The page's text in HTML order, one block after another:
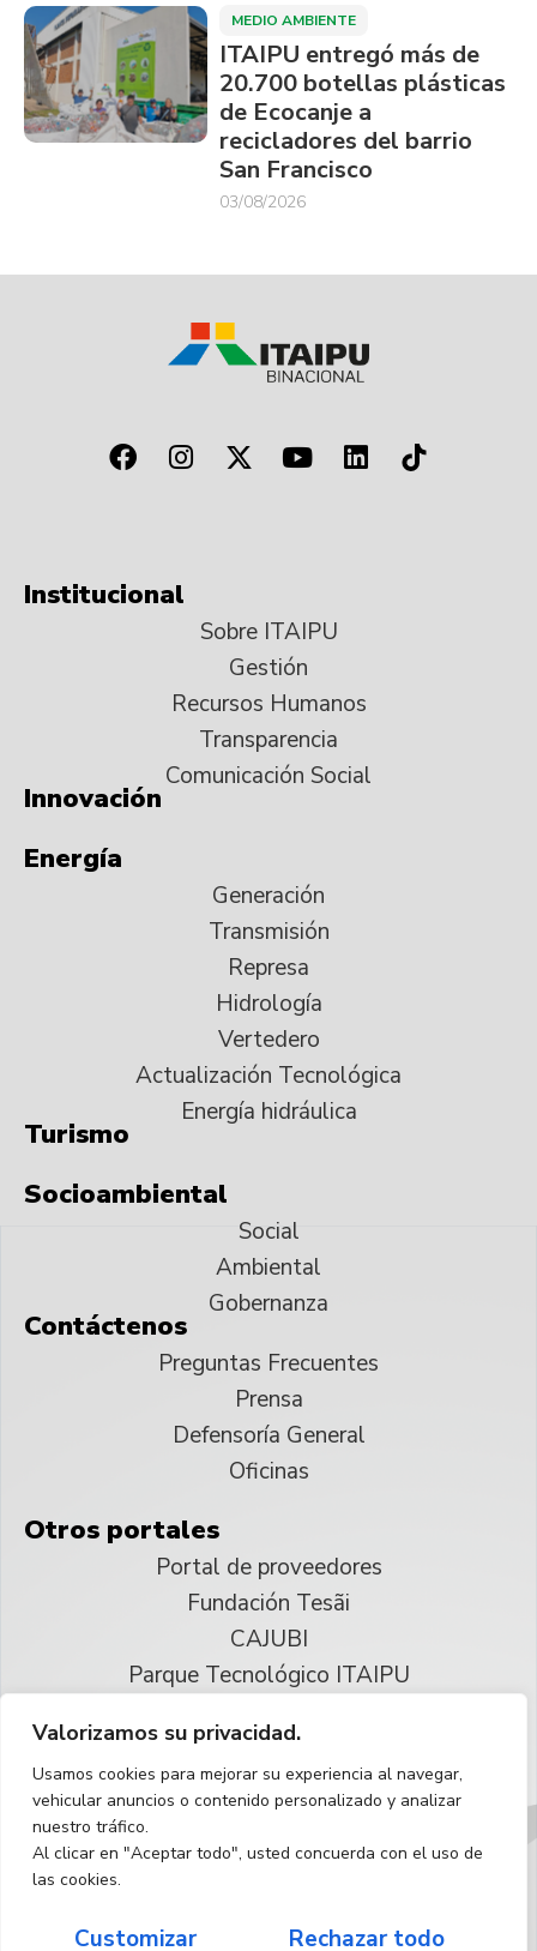
Valorizamos su privacidad.
Usamos cookies para mejorar su experiencia al navegar,
vehicular anuncios o contenido personalizado y analizar
nuestro tráfico.
Al clicar en "Aceptar todo", usted concuerda con el uso de
las cookies.
Customizar Rechazar todo
MEDIO AMBIENTE
ITAIPU entregó más de
20.700 botellas plásticas
de Ecocanje a
recicladores del barrio
San Francisco
03/08/2026
Institucional
Sobre ITAIPU
Gestión
Recursos Humanos
Transparencia
Comunicación Social
Innovación
Energía
Generación
Transmisión
Represa
Hidrología
Vertedero
Actualización Tecnológica
Energía hidráulica
Turismo
Socioambiental
Social
Ambiental
Gobernanza
Contáctenos
Preguntas Frecuentes
Prensa
Defensoría General
Oficinas
Otros portales
Portal de proveedores
Fundación Tesãi
CAJUBI
Parque Tecnológico ITAIPU
Reservados todos los derechos
Español